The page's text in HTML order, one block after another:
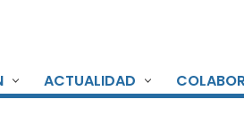
ACTUALIDAD